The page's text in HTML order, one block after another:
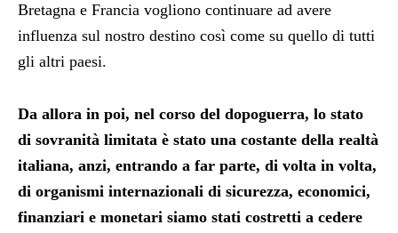
Bretagna e Francia vogliono continuare ad avere
influenza sul nostro destino così come su quello di tutti
gli altri paesi.
Da allora in poi, nel corso del dopoguerra, lo stato
di sovranità limitata è stato una costante della realtà
italiana, anzi, entrando a far parte, di volta in volta,
di organismi internazionali di sicurezza, economici,
finanziari e monetari siamo stati costretti a cedere